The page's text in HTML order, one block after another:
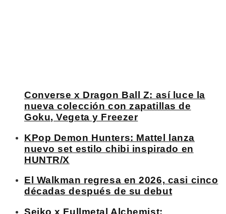
Converse x Dragon Ball Z: así luce la
nueva colección con zapatillas de
Goku, Vegeta y Freezer
KPop Demon Hunters: Mattel lanza
nuevo set estilo chibi inspirado en
HUNTR/X
El Walkman regresa en 2026, casi cinco
décadas después de su debut
Seiko x Fullmetal Alchemist: